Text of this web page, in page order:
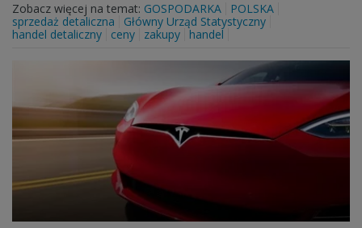
Zobacz więcej na temat: GOSPODARKA
POLSKA
sprzedaż detaliczna
Główny Urząd Statystyczny
handel detaliczny
ceny zakupy handel